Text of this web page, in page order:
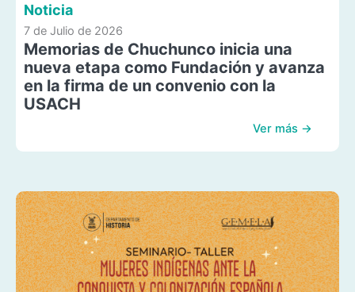
Noticia
7 de Julio de 2026
Memorias de Chuchunco inicia una
nueva etapa como Fundación y avanza
en la firma de un convenio con la
USACH
Ver más →